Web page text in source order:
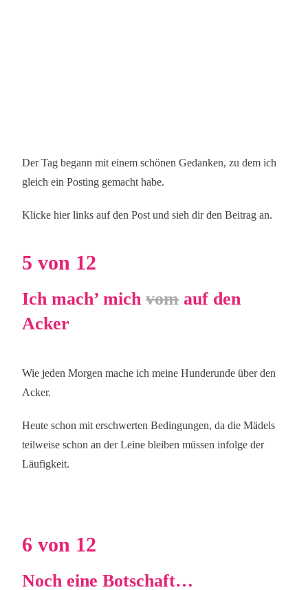
Der Tag begann mit einem schönen Gedanken, zu dem ich
gleich ein Posting gemacht habe.
Klicke hier links auf den Post und sieh dir den Beitrag an.
5 von 12
Ich mach’ michvomauf den
Acker
Wie jeden Morgen mache ich meine Hunderunde über den
Acker.
Heute schon mit erschwerten Bedingungen, da die Mädels
teilweise schon an der Leine bleiben müssen infolge der
Läufigkeit.
6 von 12
Noch eine Botschaft…